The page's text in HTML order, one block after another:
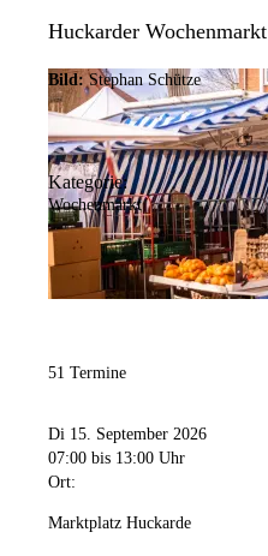
Huckarder Wochenmarkt
Bild: Stephan Schütze
Kategorie:
Wochenmarkt
51 Termine
Di 15. September 2026
07:00 bis 13:00 Uhr
Ort:
Marktplatz Huckarde